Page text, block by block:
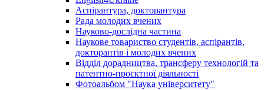
Аспірантура, докторантура
Рада молодих вчених
Науково-дослідна частина
Наукове товариство студентів, аспірантів,
докторантів і молодих вчених
Відділ дорадництва, трансферу технологій та
патентно-проєктної діяльності
Фотоальбом "Наука університету"